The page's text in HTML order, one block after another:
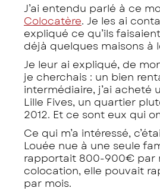
J’ai entendu parlé à ce
Colocatère. Je les ai
expliqué ce qu’ils
déjà quelques maisons à
Je leur ai expliqué, de
je cherchais : un bien
intermédiaire, j’ai acheté
Lille Fives, un quartier
2012. Et ce sont eux qui
Ce qui m’a intéressé,
Louée nue à une seule
rapportait 800-900€ par
colocation, elle pouvait
par mois.